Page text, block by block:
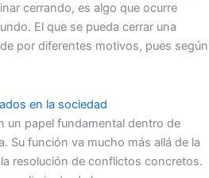
cerrando, es algo que ocurre
El que se pueda cerrar una
por diferentes motivos, pues según
en la sociedad
un papel fundamental dentro de
Su función va mucho más allá de la
resolución de conflictos concretos.